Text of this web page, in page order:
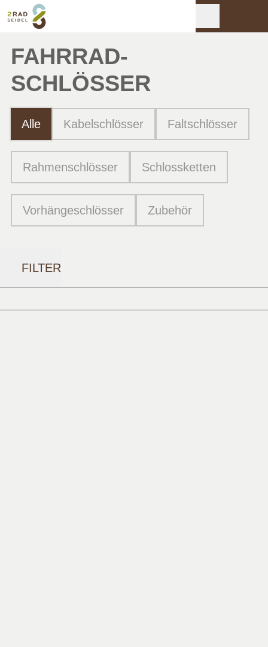
FAHRRAD­
SCHLÖSSER
Alle Kabelschlösser Faltschlösser
Rahmenschlösser Schlossketten
Vorhängeschlösser Zubehör
FILTER